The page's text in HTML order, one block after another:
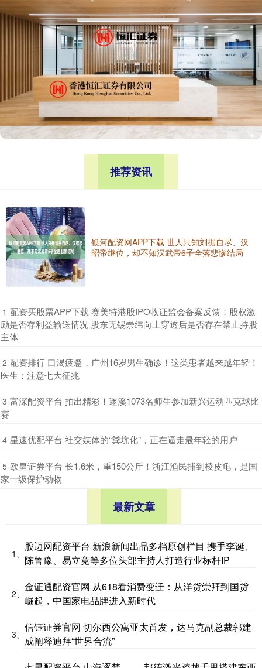
推荐资讯
银河配资网APP下载 世人只知刘据自尽、汉
昭帝继位，却不知汉武帝6子全落悲惨结局
1 ​配资买股票APP下载 赛美特港股IPO收证监会备案反馈：股权激
励是否存利益输送情况 股东无锡崇纬向上穿透后是否存在禁止持股
主体
2 ​配资排行 口渴疲惫，广州16岁男生确诊！这类患者越来越年轻！
医生：注意七大征兆
3 ​富深配资平台 拍出精彩！遂溪1073名师生参加新兴运动匹克球比
赛
4 ​星速优配平台 社交媒体的“粪坑化”，正在逼走最年轻的用户
5 ​欧皇证券平台 长1.6米，重150公斤！浙江渔民捕到棱皮龟，是国
家一级保护动物
最新文章
1、
股迈网配资平台 新浪新闻出品多档原创栏目 携手李诞、
陈鲁豫、易立竞等多位头部主持人打造行业标杆IP
2、
金证通配资官网 从618看消费变迁：从洋货崇拜到国货
崛起，中国家电品牌进入新时代
3、
信钰证券官网 切尔西公寓亚太首发，达马克副总裁郭建
成阐释迪拜“世界合流”